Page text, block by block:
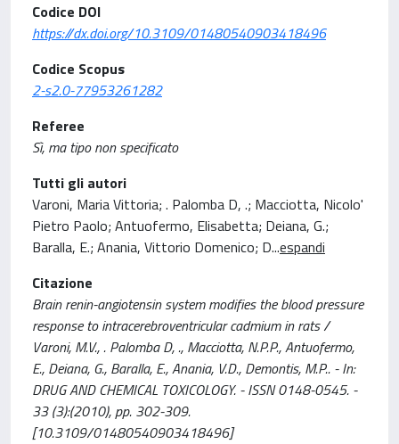
Codice DOI
https://dx.doi.org/10.3109/01480540903418496
Codice Scopus
2-s2.0-77953261282
Referee
Sì, ma tipo non specificato
Tutti gli autori
Varoni, Maria Vittoria; . Palomba D, .; Macciotta, Nicolo'
Pietro Paolo; Antuofermo, Elisabetta; Deiana, G.;
Baralla, E.; Anania, Vittorio Domenico; D...espandi
Citazione
Brain renin-angiotensin system modifies the blood pressure
response to intracerebroventricular cadmium in rats /
Varoni, M.V., . Palomba D, ., Macciotta, N.P.P., Antuofermo,
E., Deiana, G., Baralla, E., Anania, V.D., Demontis, M.P.. - In:
DRUG AND CHEMICAL TOXICOLOGY. - ISSN 0148-0545. -
33 (3):(2010), pp. 302-309.
[10.3109/01480540903418496]